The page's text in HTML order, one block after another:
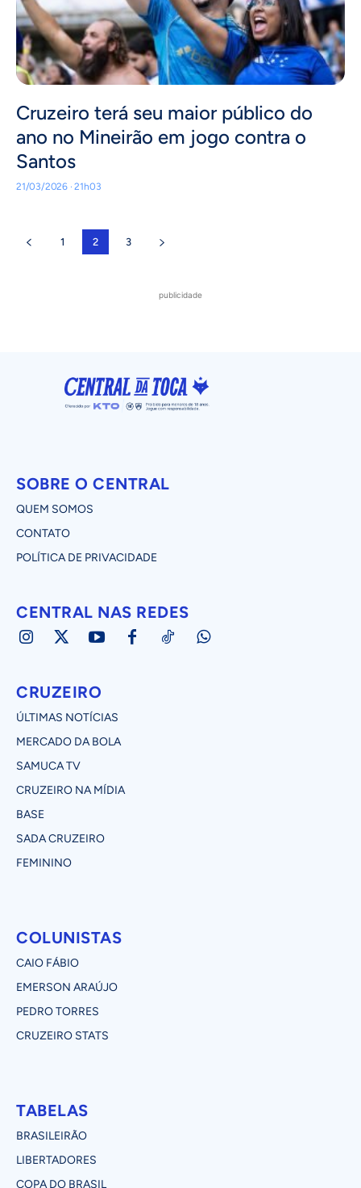
Cruzeiro terá seu maior público do
ano no Mineirão em jogo contra o
Santos
21/03/2026 · 21h03
1 2 3
publicidade
SOBRE O CENTRAL
QUEM SOMOS
CONTATO
POLÍTICA DE PRIVACIDADE
CENTRAL NAS REDES
CRUZEIRO
ÚLTIMAS NOTÍCIAS
MERCADO DA BOLA
SAMUCA TV
CRUZEIRO NA MÍDIA
BASE
SADA CRUZEIRO
FEMININO
COLUNISTAS
CAIO FÁBIO
EMERSON ARAÚJO
PEDRO TORRES
CRUZEIRO STATS
TABELAS
BRASILEIRÃO
LIBERTADORES
COPA DO BRASIL